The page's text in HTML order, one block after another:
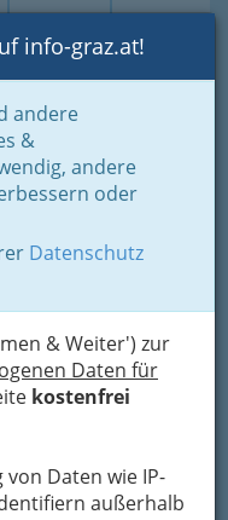
Login Toggle
info-graz.at!
andere
&
andere
oder
Datenschutz
& Weiter') zur
Daten für
kostenfrei
Daten wie IP-
außerhalb
Mode nach Maß